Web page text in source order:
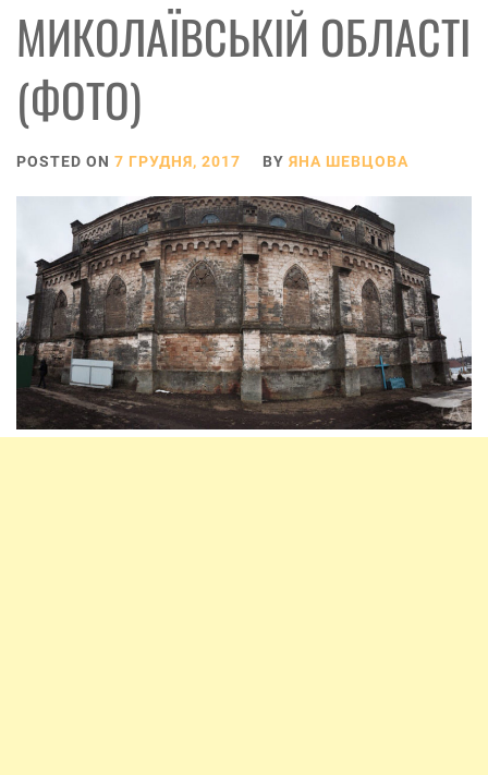
МИКОЛАЇВСЬКІЙ ОБЛАСТІ
(ФОТО)
POSTED ON 7 ГРУДНЯ, 2017 BY ЯНА ШЕВЦОВА